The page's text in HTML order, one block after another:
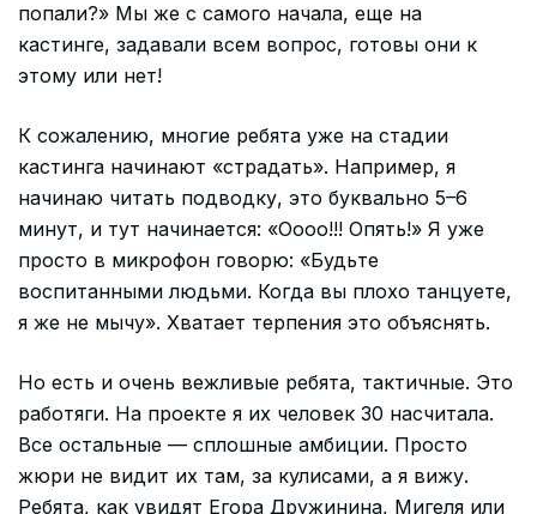
попали?» Мы же с самого начала, еще на
кастинге, задавали всем вопрос, готовы они к
этому или нет!
К сожалению, многие ребята уже на стадии
кастинга начинают «страдать». Например, я
начинаю читать подводку, это буквально 5–6
минут, и тут начинается: «Оооо!!! Опять!» Я уже
просто в микрофон говорю: «Будьте
воспитанными людьми. Когда вы плохо танцуете,
я же не мычу». Хватает терпения это объяснять.
Но есть и очень вежливые ребята, тактичные. Это
работяги. На проекте я их человек 30 насчитала.
Все остальные — сплошные амбиции. Просто
жюри не видит их там, за кулисами, а я вижу.
Ребята, как увидят Егора Дружинина, Мигеля или